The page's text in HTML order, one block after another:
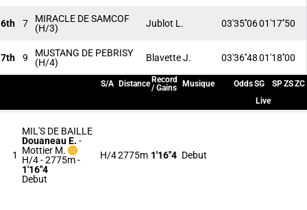
6th 7
MIRACLE DE SAMCOF
(H/3)
Jublot L. 03'35''0601'17''50
7th 9
MUSTANG DE PEBRISY
(H/4)
Blavette J. 03'36''4801'18''00
S/A Distance Record
/ Gains
Musique OddsSG SPZSZC
Live
1
MIL'S DE BAILLE
Douaneau E. -
Mottier M.
H/4 - 2775m-
1'16"4
Debut
H/42775m 1'16"4 Debut